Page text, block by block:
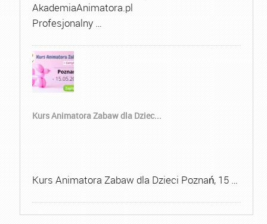
AkademiaAnimatora.pl
Profesjonalny …
Kurs Animatora Zabaw dla Dziec...
Kurs Animatora Zabaw dla Dzieci Poznań, 15 …